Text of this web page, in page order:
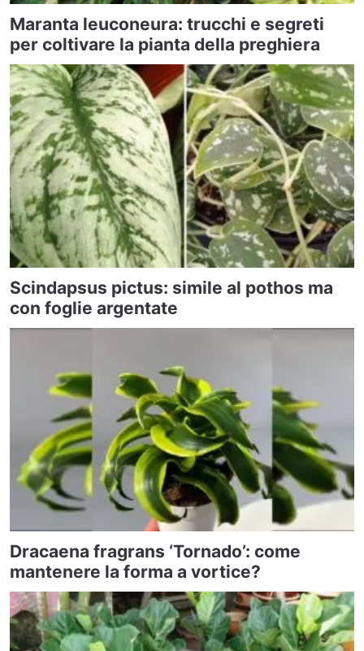
Maranta leuconeura: trucchi e segreti
per coltivare la pianta della preghiera
Scindapsus pictus: simile al pothos ma
con foglie argentate
Dracaena fragrans ‘Tornado’: come
mantenere la forma a vortice?